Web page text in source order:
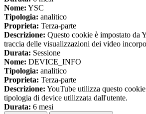
Nome: YSC
Tipologia: analitico
Proprieta: Terza-parte
Descrizione: Questo cookie è impostato da
traccia delle visualizzazioni dei video
Durata: Sessione
Nome: DEVICE_INFO
Tipologia: analitico
Proprieta: Terza-parte
Descrizione: YouTube utilizza questo
tipologia di device utilizzata dall'utente.
Durata: 6 mesi